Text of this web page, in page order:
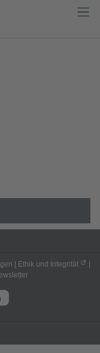
Ethik und Integrität